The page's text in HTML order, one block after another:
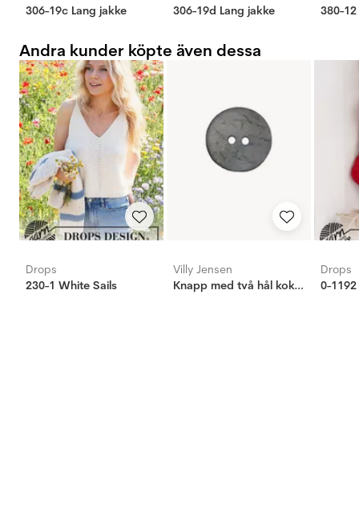
306-19c Lang jakke
306-19d Lang jakke
380-
Andra kunder köpte även dessa
Drops
230-1 White Sails
Villy Jensen
Knapp med två hål kokos ljus blå, 20mm
Drops
0-